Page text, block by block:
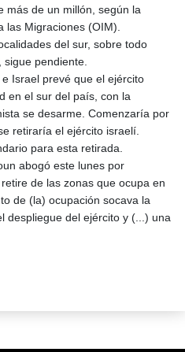
más de un millón, según la
las Migraciones (OIM).
del sur, sobre todo
sigue pendiente.
Israel prevé que el ejército
en el sur del país, con la
se desarme. Comenzaría por
retiraría el ejército israelí.
para esta retirada.
abogó este lunes por
de las zonas que ocupa en
de (la) ocupación socava la
despliegue del ejército y (...) una